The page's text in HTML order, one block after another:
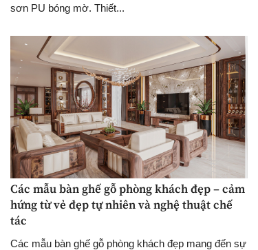
sơn PU bóng mờ. Thiết...
Các mẫu bàn ghế gỗ phòng khách đẹp – cảm
hứng từ vẻ đẹp tự nhiên và nghệ thuật chế
tác
Các mẫu bàn ghế gỗ phòng khách đẹp mang đến sự